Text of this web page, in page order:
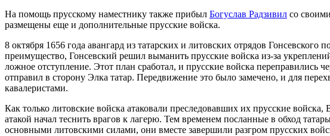
На помощь прусскому наместнику также прибыл Богуслав Радзивил со
размещены еще и дополнительные прусские войска.
8 октября 1656 года авангард из татарских и литовских отрядов
преимущество, Гонсевский решил выманить прусские войска из-за
ложное отступление. Этот план сработал, и прусские войска переправились
отправил в сторону Элка татар. Передвижение это было замечено, и для
кавалеристами.
Как только литовские войска атаковали преследовавших их прусские
атакой начал теснить врагов к лагерю. Тем временем посланные в обход
основными литовскими силами, они вместе завершили разгром прусских